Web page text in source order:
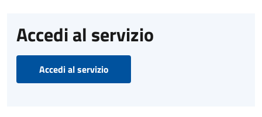
Accedi al servizio
Accedi al servizio